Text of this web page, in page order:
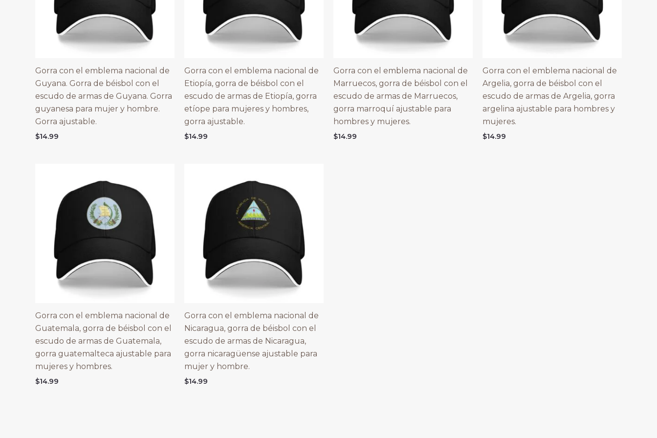
Gorra con el emblema nacional de
Guyana. Gorra de béisbol con el
escudo de armas de Guyana. Gorra
guyanesa para mujer y hombre.
Gorra ajustable.
$14.99
Gorra con el emblema nacional de
Etiopía, gorra de béisbol con el
escudo de armas de Etiopía, gorra
etíope para mujeres y hombres,
gorra ajustable.
$14.99
Gorra con el emblema nacional de
Marruecos, gorra de béisbol con el
escudo de armas de Marruecos,
gorra marroquí ajustable para
hombres y mujeres.
$14.99
Gorra con el emblema nacional de
Argelia, gorra de béisbol con el
escudo de armas de Argelia, gorra
argelina ajustable para hombres y
mujeres.
$14.99
Gorra con el emblema nacional de
Guatemala, gorra de béisbol con el
escudo de armas de Guatemala,
gorra guatemalteca ajustable para
mujeres y hombres.
$14.99
Gorra con el emblema nacional de
Nicaragua, gorra de béisbol con el
escudo de armas de Nicaragua,
gorra nicaragüense ajustable para
mujer y hombre.
$14.99